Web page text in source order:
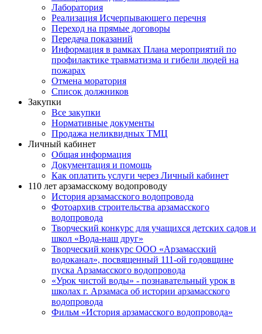
Лаборатория
Реализация Исчерпывающего перечня
Переход на прямые договоры
Передача показаний
Информация в рамках Плана мероприятий по
профилактике травматизма и гибели людей на
пожарах
Отмена моратория
Список должников
Закупки
Все закупки
Нормативные документы
Продажа неликвидных ТМЦ
Личный кабинет
Общая информация
Документация и помощь
Как оплатить услуги через Личный кабинет
110 лет арзамасскому водопроводу
История арзамасского водопровода
Фотоархив строительства арзамасского
водопровода
Творческий конкурс для учащихся детских садов и
школ «Вода-наш друг»
Творческий конкурс ООО «Арзамасский
водоканал», посвященный 111-ой годовщине
пуска Арзамасского водопровода
«Урок чистой воды» - познавательный урок в
школах г. Арзамаса об истории арзамасского
водопровода
Фильм «История арзамасского водопровода»